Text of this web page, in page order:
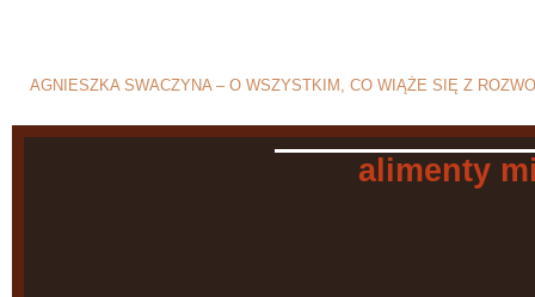
AGNIESZKA SWACZYNA – O WSZYSTKIM, CO WIĄŻE SIĘ Z
alimenty